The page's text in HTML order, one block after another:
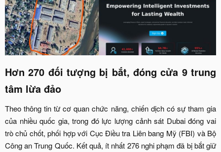
Hơn 270 đối tượng bị bắt, đóng cửa 9 trung
tâm lừa đảo​
Theo thông tin từ cơ quan chức năng, chiến dịch có sự tham gia
của nhiều quốc gia, trong đó lực lượng cảnh sát Dubai đóng vai
trò chủ chốt, phối hợp với Cục Điều tra Liên bang Mỹ (FBI) và Bộ
Công an Trung Quốc. Kết quả, ít nhất 276 nghi phạm đã bị bắt giữ